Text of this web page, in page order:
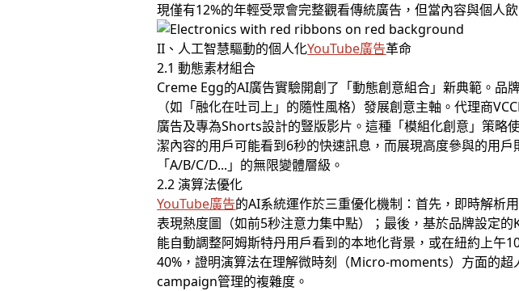
現僅有12%的年輕受眾會完整觀看傳統廣告，但當內容與個人
II、人工智慧驅動的個人化YouTube廣告革命
2.1 動態素材組合
Creme Egg的AI廣告實驗開創了「動態創意組合」新典範。品
（如「融化在吐司上」的隨性風格）發展創意主軸。代理商
廣告及專為Shorts設計的豎版影片。這種「模組化創意」策略
潔內容的用戶可能看到6秒的快速訊息，而展現高度參與的用
「A/B/C/D...」的無限變體層級。
2.2 演算法優化
YouTube廣告的AI系統運作於三重優化機制：首先，即時解析
表現熱度圖（如前5秒注意力集中點）；最後，基於品牌設定
能自動調整阿姆斯特丹用戶看到的本地化背景，或在紐約上午
40%，證明演算法在理解微時刻（Micro-moments）方面的
campaign管理的複雜度。